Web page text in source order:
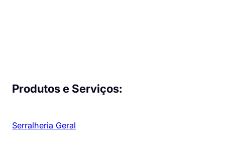
Produtos e Serviços:
Serralheria Geral